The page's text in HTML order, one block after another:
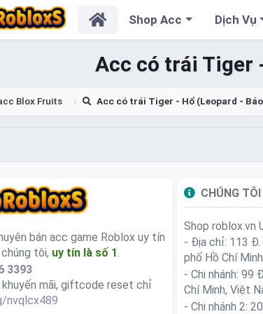
Shop Acc Dịch Vụ
Acc có trái Tiger
Blox Fruits Acc có trái Tiger - Hổ (Leopard -
bán acc game Roblox uy tín
tôi, uy tín là số 1.
3393
khuyến mãi, giftcode reset chỉ
nvqlcx489
CHÚNG TÔI
Shop roblox.vn
- Địa chỉ: 113 Đ.
phố Hồ Chí
- Chi nhánh: 99
Chí Minh, Việt
- Chi nhánh 2: